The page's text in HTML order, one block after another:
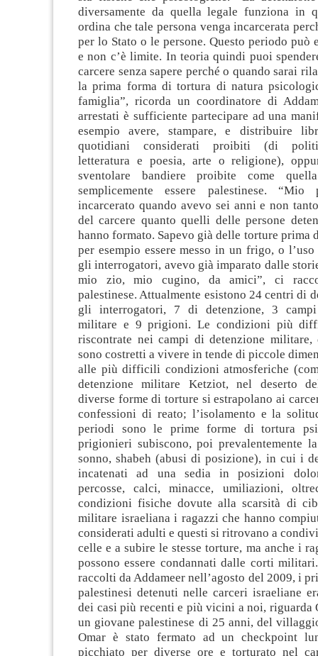
diversamente da quella legale funziona in
ordina che tale persona venga incarcerata
per lo Stato o le persone. Questo periodo può
e non c’è limite. In teoria quindi puoi
carcere senza sapere perché o quando sarai
la prima forma di tortura di natura
famiglia”, ricorda un coordinatore di
arrestati è sufficiente partecipare ad una
esempio avere, stampare, e distribuire
quotidiani considerati proibiti (di
letteratura e poesia, arte o religione),
sventolare bandiere proibite come
semplicemente essere palestinese.
incarcerato quando avevo sei anni e non
del carcere quanto quelli delle persone
hanno formato. Sapevo già delle torture prima
per esempio essere messo in un frigo, o
gli interrogatori, avevo già imparato dalle
mio zio, mio cugino, da amici”, ci
palestinese. Attualmente esistono 24 centri di
gli interrogatori, 7 di detenzione, 3
militare e 9 prigioni. Le condizioni più
riscontrate nei campi di detenzione
sono costretti a vivere in tende di piccole
alle più difficili condizioni atmosferiche
detenzione militare Ketziot, nel deserto
diverse forme di torture si estrapolano ai
confessioni di reato; l’isolamento e la
periodi sono le prime forme di tortura
prigionieri subiscono, poi prevalentemente
sonno, shabeh (abusi di posizione), in cui i
incatenati ad una sedia in posizioni
percosse, calci, minacce, umiliazioni,
condizioni fisiche dovute alla scarsità di
militare israeliana i ragazzi che hanno
considerati adulti e questi si ritrovano a
celle e a subire le stesse torture, ma anche i
possono essere condannati dalle corti
raccolti da Addameer nell’agosto del 2009, i
palestinesi detenuti nelle carceri israeliane
dei casi più recenti e più vicini a noi, riguarda
un giovane palestinese di 25 anni, del
Omar è stato fermato ad un checkpoint
picchiato per diverse ore e torturato nel